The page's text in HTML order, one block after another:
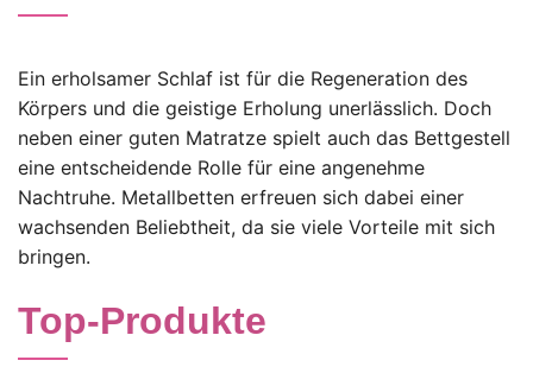
Ein erholsamer Schlaf ist für die Regeneration des
Körpers und die geistige Erholung unerlässlich. Doch
neben einer guten Matratze spielt auch das Bettgestell
eine entscheidende Rolle für eine angenehme
Nachtruhe. Metallbetten erfreuen sich dabei einer
wachsenden Beliebtheit, da sie viele Vorteile mit sich
bringen.
Top-Produkte